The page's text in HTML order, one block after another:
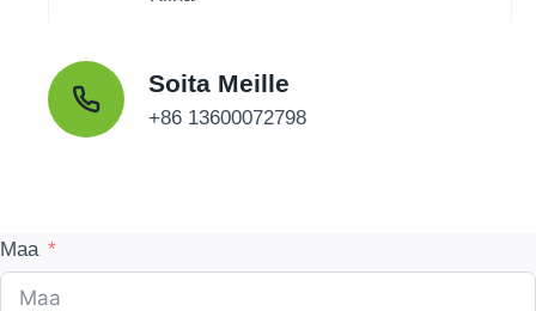
Soita Meille
+86 13600072798
Maa